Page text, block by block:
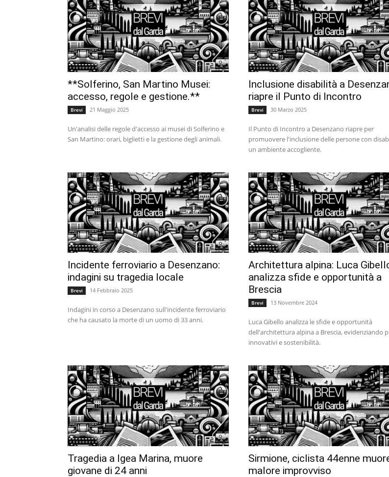
**Solferino, San Martino Musei:
accesso, regole e gestione.**
Brevi 21 Maggio 2025
Un'analisi delle regole d'accesso ai musei di Solferino e
San Martino: orari, biglietti e la gestione degli animali.
Inclusione disabilità a
riapre il Punto di Incontro
Brevi 30 Marzo 2025
Il Punto di Incontro a Desenzano riapre per
promuovere l'inclusione delle persone con
un ambiente accogliente.
Incidente ferroviario a Desenzano:
indagini su tragedia locale
Brevi 14 Febbraio 2025
Indagini in corso a Desenzano sull'incidente ferroviario
che ha causato la morte di un uomo di 33 anni.
Architettura alpina: Luca
analizza sfide e opportunità a
Brescia
Brevi 13 Novembre 2024
Luca Gibello analizza le sfide e opportunità
dell'architettura alpina a Brescia, evidenziando
innovativi e sostenibilità.
Tragedia a Igea Marina, muore
giovane di 24 anni
Sirmione, ciclista 44enne
malore improvviso